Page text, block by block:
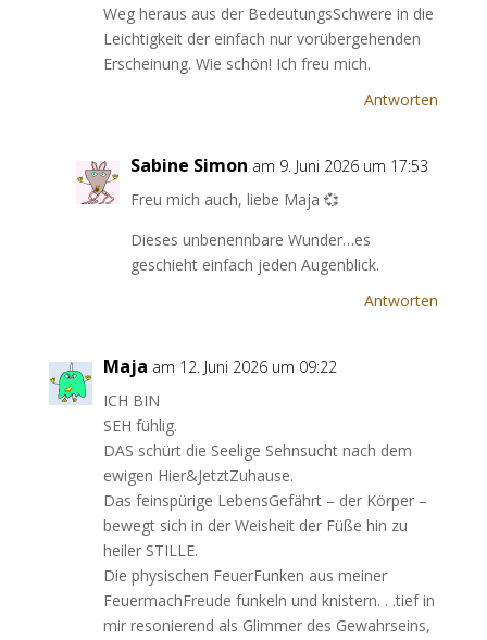
Weg heraus aus der BedeutungsSchwere in die
Leichtigkeit der einfach nur vorübergehenden
Erscheinung. Wie schön! Ich freu mich.
Antworten
Sabine Simon am 9. Juni 2026 um 17:53
Freu mich auch, liebe Maja 💞
Dieses unbenennbare Wunder…es
geschieht einfach jeden Augenblick.
Antworten
Maja am 12. Juni 2026 um 09:22
ICH BIN
SEH fühlig.
DAS schürt die Seelige Sehnsucht nach dem
ewigen Hier&JetztZuhause.
Das feinspürige LebensGefährt – der Körper –
bewegt sich in der Weisheit der Füße hin zu
heiler STILLE.
Die physischen FeuerFunken aus meiner
FeuermachFreude funkeln und knistern. . .tief in
mir resonierend als Glimmer des Gewahrseins,